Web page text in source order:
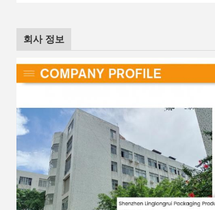
회사 정보